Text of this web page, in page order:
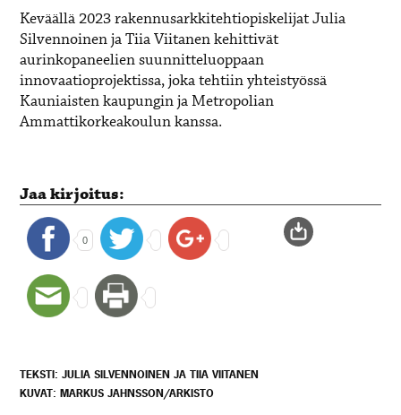
Keväällä 2023 rakennusarkkitehtiopiskelijat Julia
Silvennoinen ja Tiia Viitanen kehittivät
aurinkopaneelien suunnitteluoppaan
innovaatioprojektissa, joka tehtiin yhteistyössä
Kauniaisten kaupungin ja Metropolian
Ammattikorkeakoulun kanssa.
Jaa kirjoitus:
0
TEKSTI: JULIA SILVENNOINEN JA TIIA VIITANEN
KUVAT: MARKUS JAHNSSON/ARKISTO